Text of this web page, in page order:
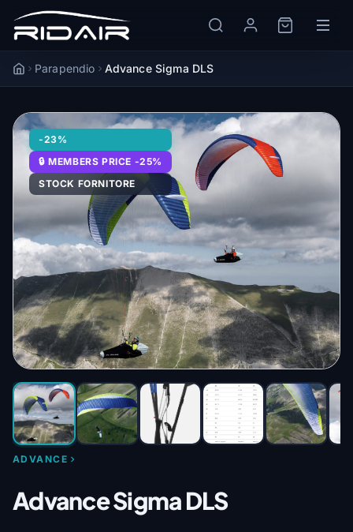
AccueilParapendio Advance Sigma DLS
-23%
🔒 MEMBERS PRICE -25%
STOCK FORNITORE
ADVANCE
Advance Sigma DLS